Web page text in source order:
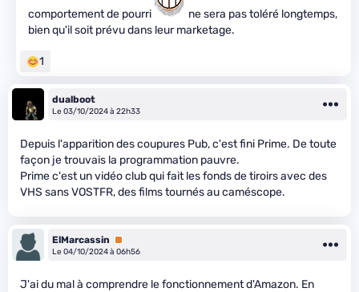
comportement de pourri
ne sera pas toléré longtemps,
bien qu'il soit prévu dans leur marketage.
1
dualboot
Le 03/10/2024 à 22h33
Depuis l'apparition des coupures Pub, c'est fini Prime. De toute
façon je trouvais la programmation pauvre.
Prime c'est un vidéo club qui fait les fonds de tiroirs avec des
VHS sans VOSTFR, des films tournés au caméscope.
ElMarcassin
Premium
Le 04/10/2024 à 06h56
J'ai du mal à comprendre le fonctionnement d'Amazon. En